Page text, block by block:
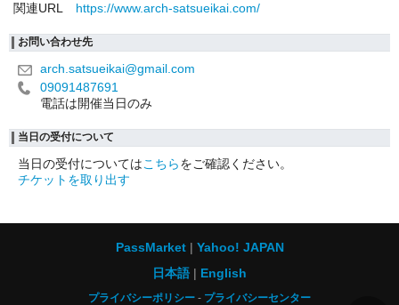
関連URL
https://www.arch-satsueikai.com/
お問い合わせ先
arch.satsueikai@gmail.com
09091487691
電話は開催当日のみ
当日の受付について
当日の受付についてはこちらをご確認ください。
チケットを取り出す
PassMarket
Yahoo! JAPAN
日本語
English
プライバシーポリシー プライバシーセンター